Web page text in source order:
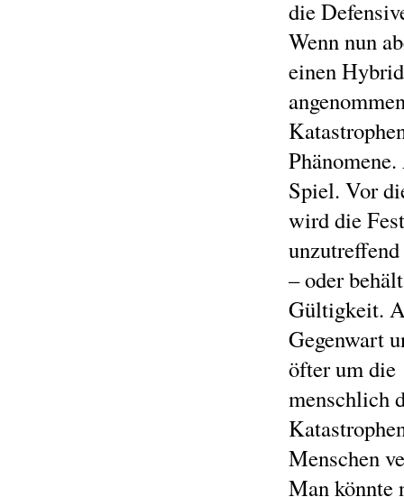
die
Wenn nun
einen
Spiel. Vor
wird die
unzutreffend
– oder
Gültigkeit.
Gegenwart
öfter um die
menschlich
Menschen
Man könnte